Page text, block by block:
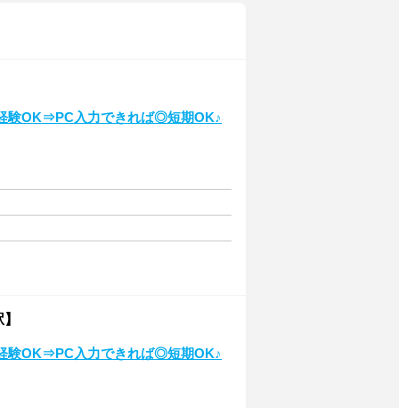
験OK⇒PC入力できれば◎短期OK♪
験OK⇒PC入力できれば◎短期OK♪